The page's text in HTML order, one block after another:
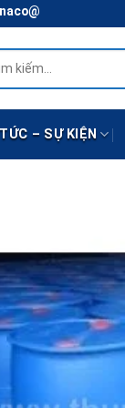
– SỰ KIỆN